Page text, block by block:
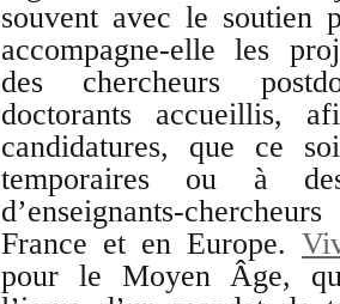
souvent avec le soutien
accompagne-elle les
des chercheurs
doctorants accueillis,
candidatures, que ce
temporaires ou à
d’enseignants-
France et en Europe.
pour le Moyen Âge,